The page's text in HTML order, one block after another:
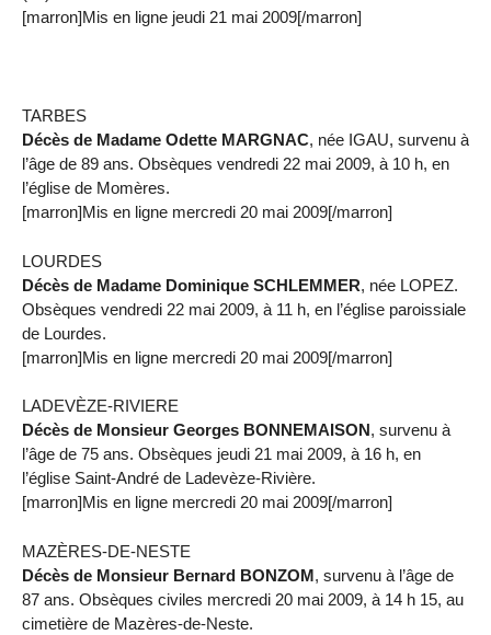
[marron]Mis en ligne jeudi 21 mai 2009[/marron]
TARBES
Décès de Madame Odette MARGNAC, née IGAU, survenu à
l’âge de 89 ans. Obsèques vendredi 22 mai 2009, à 10 h, en
l’église de Momères.
[marron]Mis en ligne mercredi 20 mai 2009[/marron]
LOURDES
Décès de Madame Dominique SCHLEMMER, née LOPEZ.
Obsèques vendredi 22 mai 2009, à 11 h, en l’église paroissiale
de Lourdes.
[marron]Mis en ligne mercredi 20 mai 2009[/marron]
LADEVÈZE-RIVIERE
Décès de Monsieur Georges BONNEMAISON , survenu à
l’âge de 75 ans. Obsèques jeudi 21 mai 2009, à 16 h, en
l’église Saint-André de Ladevèze-Rivière.
[marron]Mis en ligne mercredi 20 mai 2009[/marron]
MAZÈRES-DE-NESTE
Décès de Monsieur Bernard BONZOM, survenu à l’âge de
87 ans. Obsèques civiles mercredi 20 mai 2009, à 14 h 15, au
cimetière de Mazères-de-Neste.